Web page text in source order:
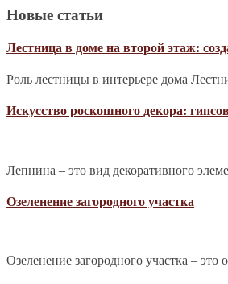
Новые статьи
Лестница в доме на второй этаж:
Роль лестницы в интерьере дома
Искусство роскошного декора:
Лепнина – это вид декоративного
Озеленение загородного участка
Озеленение загородного участка –